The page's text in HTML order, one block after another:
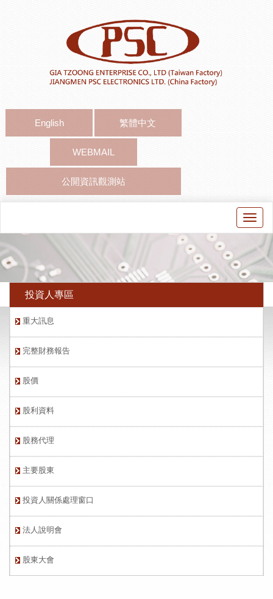
English 繁體中文
WEBMAIL
公開資訊觀測站
投資人專區
重大訊息
完整財務報告
股價
股利資料
股務代理
主要股東
投資人關係處理窗口
法人說明會
股東大會